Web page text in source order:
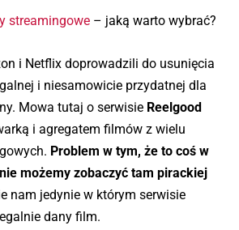
streamingowe – jaką warto wybrać?
i Netflix doprowadzili do usunięcia
i niesamowicie przydatnej dla
Mowa tutaj o serwisie Reelgood
i agregatem filmów z wielu
Problem w tym, że to coś w
możemy zobaczyć tam pirackiej
nam jedynie w którym serwisie
dany film.